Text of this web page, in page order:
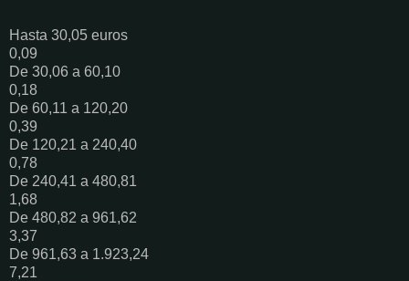
Hasta 30,05 euros
0,09
De 30,06 a 60,10
0,18
De 60,11 a 120,20
0,39
De 120,21 a 240,40
0,78
De 240,41 a 480,81
1,68
De 480,82 a 961,62
3,37
De 961,63 a 1.923,24
7,21